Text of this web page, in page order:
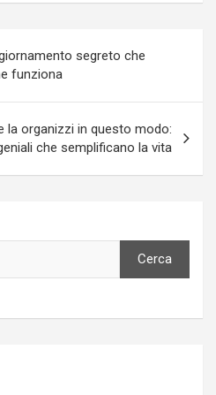
segreto che
funziona
la organizzi in questo modo:
che semplificano la vita
Cerca